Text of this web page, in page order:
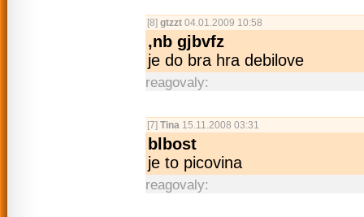
[8] gtzzt 04.01.2009 10:58
,nb gjbvfz
je do bra hra debilove
reagovaly:
[7] Tina 15.11.2008 03:31
blbost
je to picovina
reagovaly: